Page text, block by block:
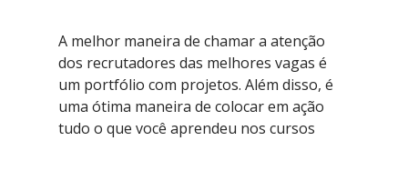
A melhor maneira de chamar a atenção
dos recrutadores das melhores vagas é
um portfólio com projetos. Além disso, é
uma ótima maneira de colocar em ação
tudo o que você aprendeu nos cursos